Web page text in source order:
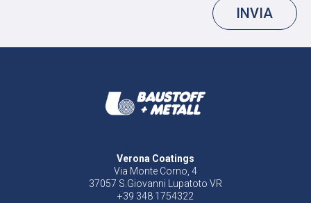
INVIA
Verona Coatings
Via Monte Corno, 4
37057 S.Giovanni Lupatoto VR
+39 348 1754322